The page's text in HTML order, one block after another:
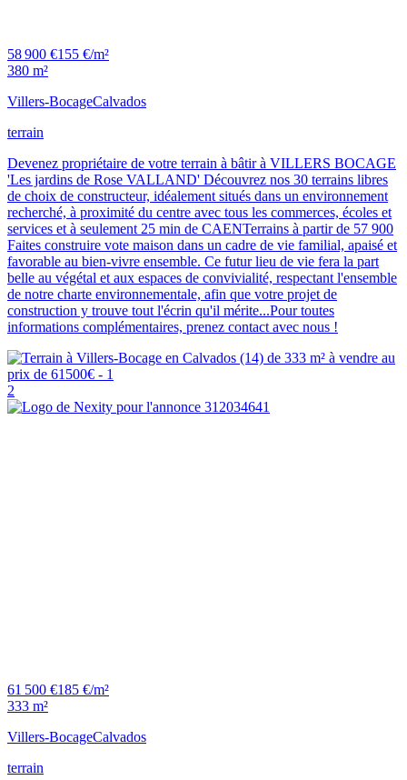
58 900 €155 €/m²
380 m²
Villers-BocageCalvados
terrain
Devenez propriétaire de votre terrain à bâtir à VILLERS BOCAGE
'Les jardins de Rose VALLAND' Découvrez nos 30 terrains libres
de choix de constructeur, idéalement situés dans un environnement
recherché, à proximité du centre avec tous les commerces, écoles et
services et à seulement 25 min de CAENTerrains à partir de 57 900
Faites construire vote maison dans un cadre de vie familial, apaisé et
favorable au bien-vivre ensemble. Ce futur lieu de vie fera la part
belle au végétal et aux espaces de convivialité, respectant l'ensemble
de notre charte environnementale, afin que votre projet de
construction y trouve tout l'écrin qu'il mérite...Pour toutes
informations complémentaires, prenez contact avec nous !
2
61 500 €185 €/m²
333 m²
Villers-BocageCalvados
terrain